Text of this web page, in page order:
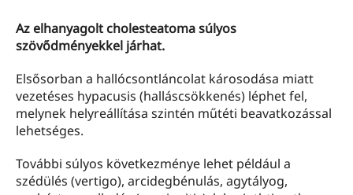
Az elhanyagolt cholesteatoma súlyos
szövődményekkel járhat.
Elsősorban a hallócsontláncolat károsodása miatt
vezetéses hypacusis (halláscsökkenés) léphet fel,
melynek helyreállítása szintén műtéti beavatkozással
lehetséges.
További súlyos következménye lehet például a
szédülés (vertigo), arcidegbénulás, agytályog,